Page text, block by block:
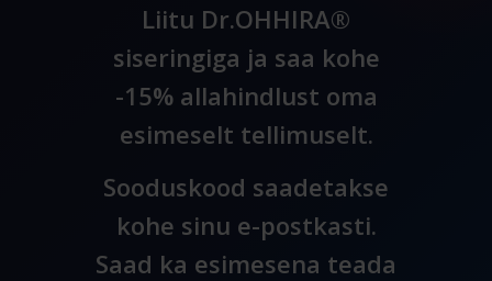
Liitu Dr.OHHIRA®
siseringiga ja saa kohe
-15% allahindlust oma
esimeselt tellimuselt.
Sooduskood saadetakse
kohe sinu e-postkasti.
Saad ka esimesena teada